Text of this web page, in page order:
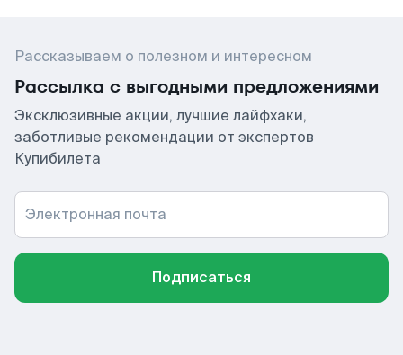
Рассказываем о полезном и интересном
Рассылка с выгодными предложениями
Эксклюзивные акции, лучшие лайфхаки,
заботливые рекомендации от экспертов
Купибилета
Электронная почта
Подписаться